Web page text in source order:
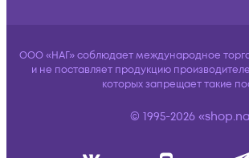
ООО «НАГ» соблюдает международное
и не поставляет продукцию
которых запрещает такие
© 1995-2026